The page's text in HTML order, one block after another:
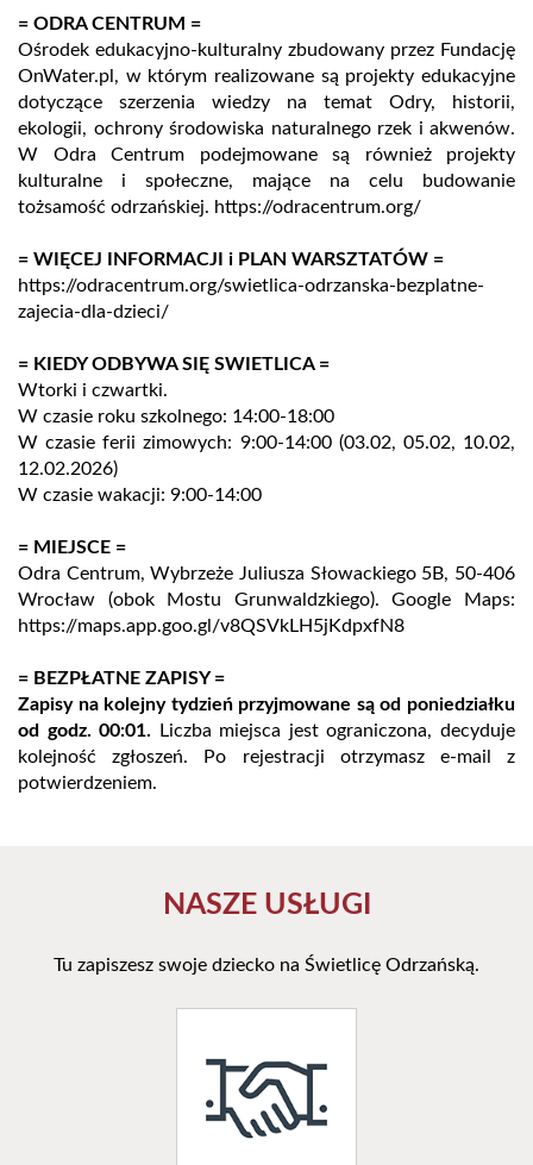
= ODRA CENTRUM =
Ośrodek edukacyjno-kulturalny zbudowany przez Fundację
OnWater.pl, w którym realizowane są projekty edukacyjne
dotyczące szerzenia wiedzy na temat Odry, historii,
ekologii, ochrony środowiska naturalnego rzek i akwenów.
W Odra Centrum podejmowane są również projekty
kulturalne i społeczne, mające na celu budowanie
tożsamość odrzańskiej. https://odracentrum.org/
= WIĘCEJ INFORMACJI i PLAN WARSZTATÓW =
https://odracentrum.org/swietlica-odrzanska-bezplatne-
zajecia-dla-dzieci/
= KIEDY ODBYWA SIĘ SWIETLICA =
Wtorki i czwartki.
W czasie roku szkolnego: 14:00-18:00
W czasie ferii zimowych: 9:00-14:00 (03.02, 05.02, 10.02,
12.02.2026)
W czasie wakacji: 9:00-14:00
= MIEJSCE =
Odra Centrum, Wybrzeże Juliusza Słowackiego 5B, 50-406
Wrocław (obok Mostu Grunwaldzkiego). Google Maps:
https://maps.app.goo.gl/v8QSVkLH5jKdpxfN8
= BEZPŁATNE ZAPISY =
Zapisy na kolejny tydzień przyjmowane są od poniedziałku
od godz. 00:01. Liczba miejsca jest ograniczona, decyduje
kolejność zgłoszeń. Po rejestracji otrzymasz e-mail z
potwierdzeniem.
NASZE USŁUGI
Tu zapiszesz swoje dziecko na Świetlicę Odrzańską.